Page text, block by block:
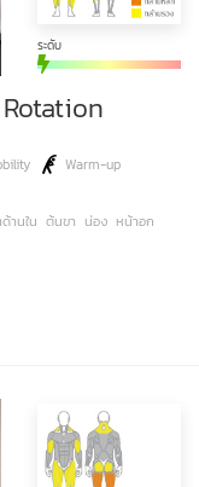
ระดับ
Warm-up
านใน ต้นขา น่อง หน้าอก